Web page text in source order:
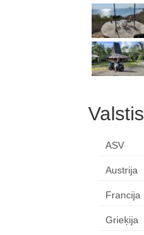
Valstis
ASV
Austrija
Francija
Grieķija